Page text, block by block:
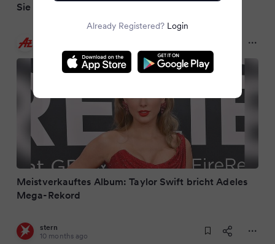
Sie bricht Mega-Rekord von Adele
Meistverkauftes Album: Taylor Swift bricht Adeles
Mega-Rekord
stern
10 months ago
Already Registered? Login